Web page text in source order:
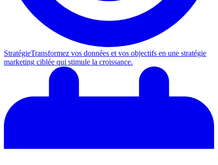
StratégieTransformez vos données et vos objectifs en une stratégie
marketing ciblée qui stimule la croissance.